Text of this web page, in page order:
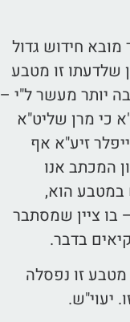
חידוש גדול
שלדעתו זו מטבע
יותר מעשר ל"י –
כי מרן שליט"א
זיע"א אף
המכתב אנו
במטבע הוא,
ציין שמסתבר
בדבר.
זו נפסלה
יעוי"ש.